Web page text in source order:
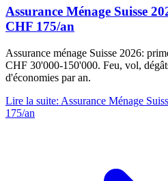
Assurance Ménage Suisse
CHF 175/an
Assurance ménage Suisse 2026:
CHF 30'000-150'000. Feu, vol,
d'économies par an.
Lire la suite: Assurance Ménage
175/an